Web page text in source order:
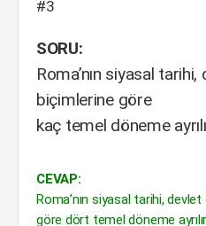
#3
SORU:
Roma’nın siyasal
biçimlerine göre
kaç temel döneme
CEVAP:
Roma’nın siyasal tarihi,
göre dört temel döneme